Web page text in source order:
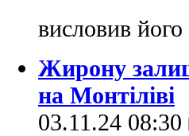
висловив
Жирону
на Монтіліві
03.11.24 08:30